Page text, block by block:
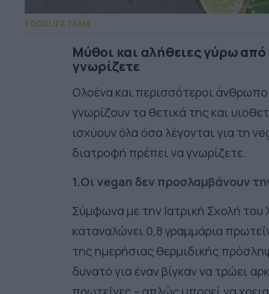
FOODLIFE TEAM
Μύθοι και αλήθειες γύρω
γνωρίζετε
Ολοένα και περισσότεροι
γνωρίζουν τα θετικά της και
ισχύουν όλα όσα λέγονται για τη
διατροφή πρέπει να γνωρίζετε.
1.Οι vegan δεν προσλαμβάνουν
Σύμφωνα με την Ιατρική Σχολή
καταναλώνει 0,8 γραμμάρια
της ημερήσιας θερμιδικής
δυνατό για έναν βίγκαν να τρώει